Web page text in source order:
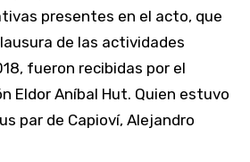
presentes en el acto, que
de las actividades
fueron recibidas por el
Eldor Aníbal Hut. Quien estuvo
par de Capioví, Alejandro